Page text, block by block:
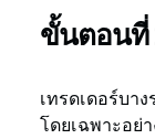
ขั้นตอนที่
เทรดเดอร์บา
โดยเฉพาะอย่